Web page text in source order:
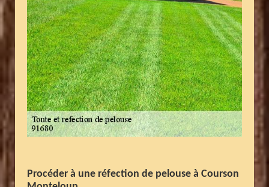
Procéder à une réfection de pelouse à Courson